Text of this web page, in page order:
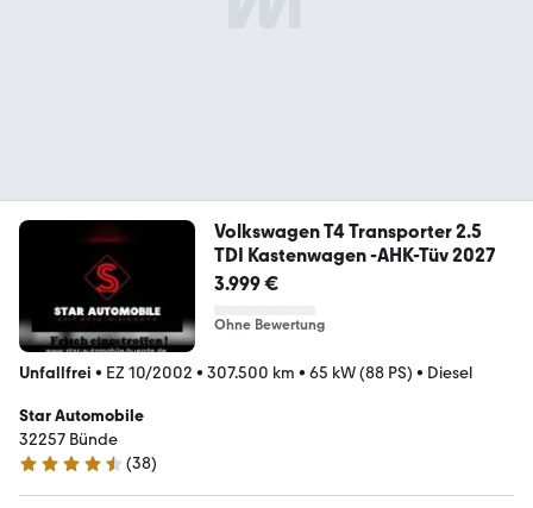
Volkswagen T4 Transporter 2.5
TDI Kastenwagen -AHK-Tüv 2027
3.999 €
Ohne Bewertung
Unfallfrei • EZ 10/2002 • 307.500 km • 65 kW (88 PS) • Diesel
Star Automobile
32257 Bünde
4.7 Sterne
(38)